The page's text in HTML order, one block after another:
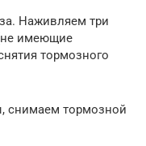
Наживляем три
имеющие
тормозного
снимаем тормозной